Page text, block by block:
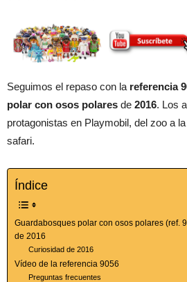
Seguimos el repaso con la referencia
polar con osos polares de 2016. Los
protagonistas en Playmobil, del zoo a
safari.
Índice
Guardabosques polar con osos polares (ref.
de 2016
Curiosidad de 2016
Vídeo de la referencia 9056
Preguntas frecuentes